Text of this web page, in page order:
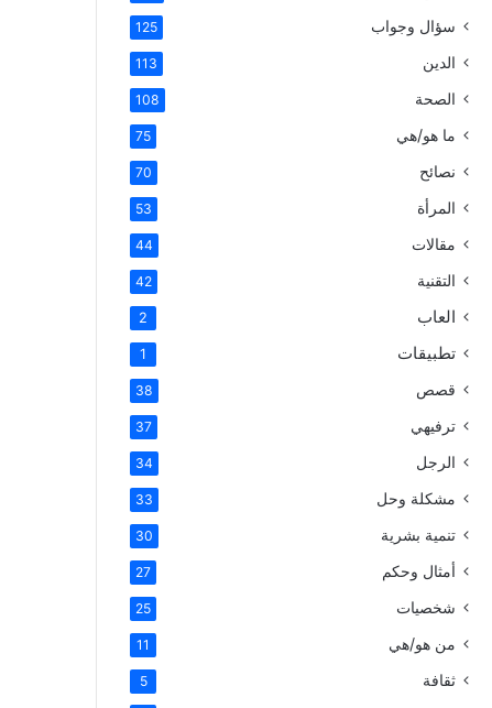
سؤال وجواب 125
الدين 113
الصحة 108
ما هو/هي 75
نصائح 70
المرأة 53
مقالات 44
التقنية 42
العاب 2
تطبيقات 1
قصص 38
ترفيهي 37
الرجل 34
مشكلة وحل 33
تنمية بشرية 30
أمثال وحكم 27
شخصيات 25
من هو/هي 11
ثقافة 5